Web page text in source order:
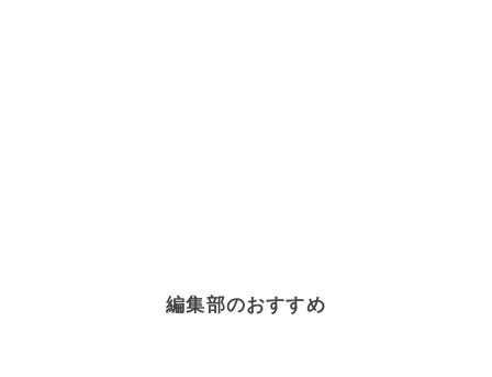
編集部のおすすめ